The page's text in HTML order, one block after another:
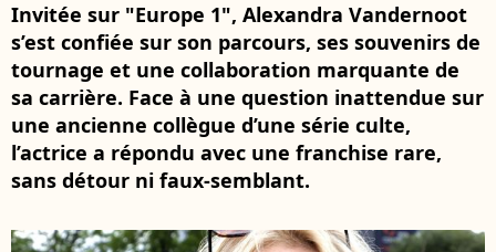
Invitée sur "Europe 1", Alexandra Vandernoot
s’est confiée sur son parcours, ses souvenirs de
tournage et une collaboration marquante de
sa carrière. Face à une question inattendue sur
une ancienne collègue d’une série culte,
l’actrice a répondu avec une franchise rare,
sans détour ni faux-semblant.